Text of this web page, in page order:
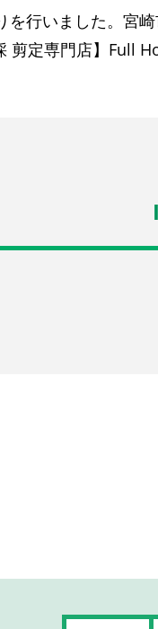
を行いました。宮
剪定専門店】Full